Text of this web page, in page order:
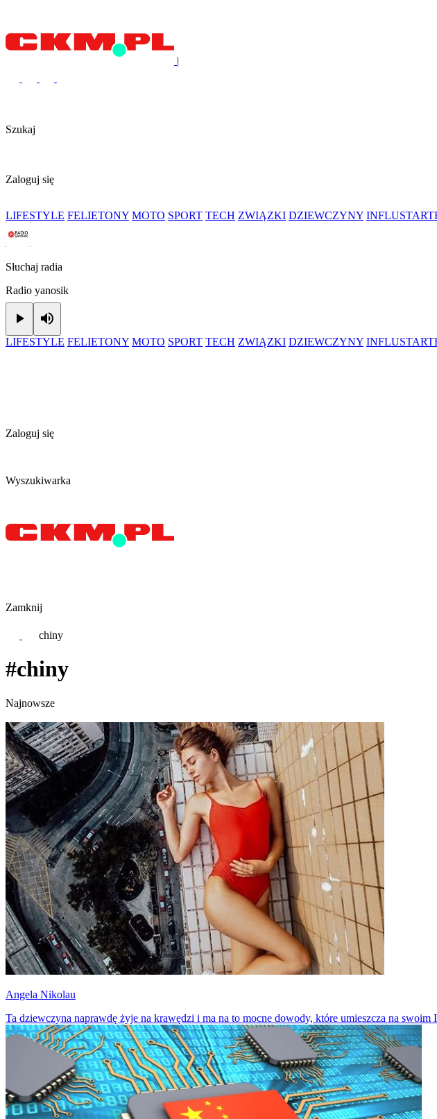
|
Szukaj
Zaloguj się
LIFESTYLE FELIETONY MOTO SPORT TECH ZWIĄZKI DZIEWCZYNY
Słuchaj radia
Radio yanosik
Play
LIFESTYLE FELIETONY MOTO SPORT TECH ZWIĄZKI DZIEWCZYNY
Zaloguj się
Wyszukiwarka
Zamknij
chiny
#chiny
Najnowsze
Angela Nikolau
Ta dziewczyna naprawdę żyje na krawędzi i ma na to mocne dowody, które umieszcza na